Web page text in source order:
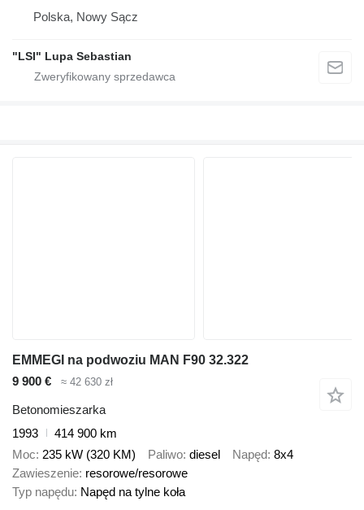
Polska, Nowy Sącz
"LSI" Lupa Sebastian
EMMEGI na podwoziu MAN F90 32.322
9 900 €
≈ 42 630 zł
Betonomieszarka
1993
414 900 km
Moc 235 kW (320 KM) Paliwo diesel Napęd 8x4
Zawieszenie resorowe/resorowe
Typ napędu Napęd na tylne koła